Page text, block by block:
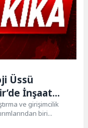
Üssü
İnşaat
ve girişimcilik
biri...